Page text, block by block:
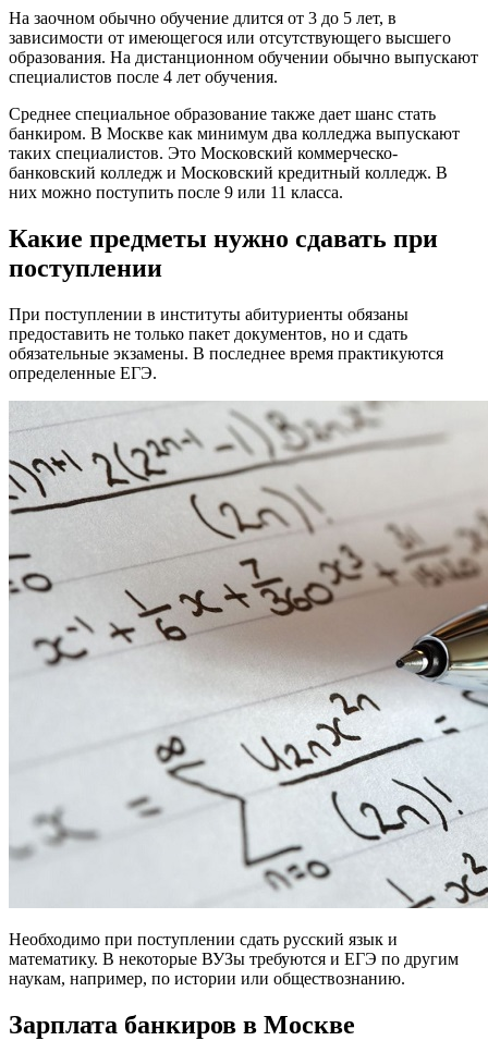
На заочном обычно обучение длится от 3 до 5 лет, в
зависимости от имеющегося или отсутствующего высшего
образования. На дистанционном обучении обычно выпускают
специалистов после 4 лет обучения.
Среднее специальное образование также дает шанс стать
банкиром. В Москве как минимум два колледжа выпускают
таких специалистов. Это Московский коммерческо-
банковский колледж и Московский кредитный колледж. В
них можно поступить после 9 или 11 класса.
Какие предметы нужно сдавать при
поступлении
При поступлении в институты абитуриенты обязаны
предоставить не только пакет документов, но и сдать
обязательные экзамены. В последнее время практикуются
определенные ЕГЭ.
Необходимо при поступлении сдать русский язык и
математику. В некоторые ВУЗы требуются и ЕГЭ по другим
наукам, например, по истории или обществознанию.
Зарплата банкиров в Москве